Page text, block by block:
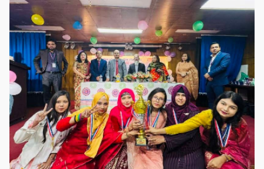
গৌরবের মুহূর্ত
গৌরবের মুহূর্ত